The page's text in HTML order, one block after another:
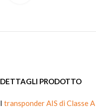
DETTAGLI PRODOTTO
I transponder AIS di Classe A